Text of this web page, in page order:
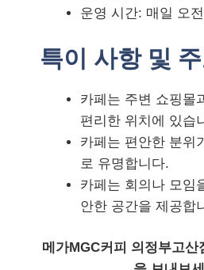
운영 시간: 매일 오
특이 사항 및
카페는 주변 쇼핑몰
편리한 위치에 있습
카페는 편안한 분위
로 유명합니다.
카페는 회의나 모임
안한 공간을 제공합
메가MGC커피 의정부고